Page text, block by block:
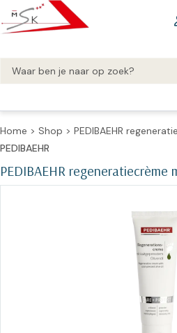
Home > Shop > PEDIBAEHR
PEDIBAEHR regeneratiecrème
PEDIBAEHR